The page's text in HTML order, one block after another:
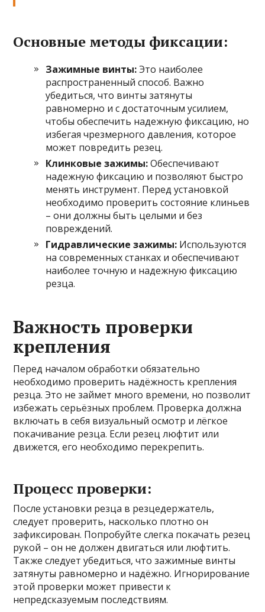
Основные методы фиксации:
Зажимные винты:Это наиболее
распространенный способ. Важно
убедиться, что винты затянуты
равномерно и с достаточным усилием,
чтобы обеспечить надежную фиксацию, но
избегая чрезмерного давления, которое
может повредить резец.
Клинковые зажимы:Обеспечивают
надежную фиксацию и позволяют быстро
менять инструмент. Перед установкой
необходимо проверить состояние клиньев
– они должны быть целыми и без
повреждений.
Гидравлические зажимы: Используются
на современных станках и обеспечивают
наиболее точную и надежную фиксацию
резца.
Важность проверки
крепления
Перед началом обработки обязательно
необходимо проверить надёжность крепления
резца. Это не займет много времени, но позволит
избежать серьёзных проблем. Проверка должна
включать в себя визуальный осмотр и лёгкое
покачивание резца. Если резец люфтит или
движется, его необходимо перекрепить.
Процесс проверки:
После установки резца в резцедержатель,
следует проверить, насколько плотно он
зафиксирован. Попробуйте слегка покачать резец
рукой – он не должен двигаться или люфтить.
Также следует убедиться, что зажимные винты
затянуты равномерно и надёжно. Игнорирование
этой проверки может привести к
непредсказуемым последствиям.